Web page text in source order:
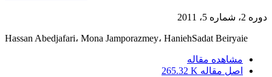
دوره 2، شماره 5، 2011
Hassan Abedjafari، Mona Jamporazmey، HaniehSadat Beiryaie
مشاهده مقاله
اصل مقاله 265.32 K